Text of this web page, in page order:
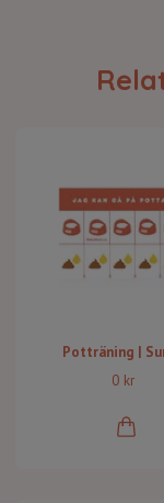
Potträning |
0 kr